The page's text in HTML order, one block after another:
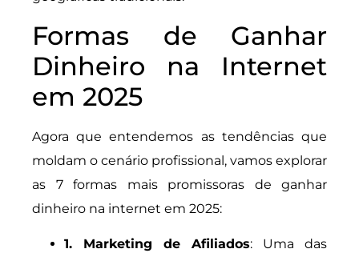
Formas de Ganhar
Dinheiro na Internet
em 2025
Agora que entendemos as tendências que
moldam o cenário profissional, vamos explorar
as 7 formas mais promissoras de ganhar
dinheiro na internet em 2025:
1. Marketing de Afiliados: Uma das